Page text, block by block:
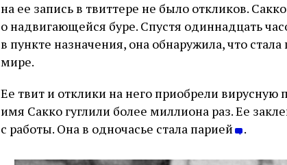
на ее запись в твиттере не было откликов.
о надвигающейся буре. Спустя одиннадцать
в пункте назначения, она обнаружила, что
мире.
Ее твит и отклики на него приобрели
имя Сакко гуглили более миллиона раз. Ее
с работы. Она в одночасье стала парией .